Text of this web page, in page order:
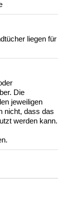
liegen für
Die
jeweiligen
nicht, dass das
werden kann.